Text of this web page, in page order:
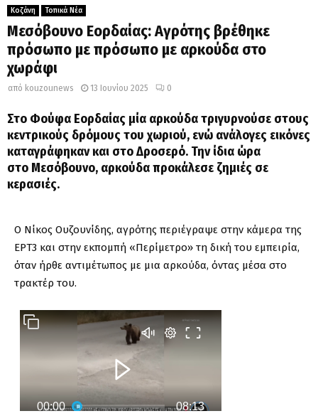
Κοζάνη Τοπικά Νέα
Μεσόβουνο Εορδαίας: Αγρότης βρέθηκε
πρόσωπο με πρόσωπο με αρκούδα στο
χωράφι
από kouzounews 13 Ιουνίου 2025 0
Στο Φούφα Εορδαίας μία αρκούδα τριγυρνούσε στους
κεντρικούς δρόμους του χωριού, ενώ ανάλογες εικόνες
καταγράφηκαν και στο Δροσερό. Την ίδια ώρα
στο Μεσόβουνο, αρκούδα προκάλεσε ζημιές σε
κερασιές.
Ο Νίκος Ουζουνίδης, αγρότης περιέγραψε στην κάμερα της
ΕΡΤ3 και στην εκπομπή «Περίμετρο» τη δική του εμπειρία,
όταν ήρθε αντιμέτωπος με μια αρκούδα, όντας μέσα στο
τρακτέρ του.